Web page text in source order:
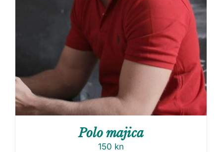
Polo majica
150 kn